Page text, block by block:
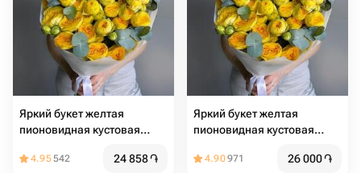
Яркий букет желтая
пионовидная кустовая
4.95542 24 858֏
Яркий букет желтая
пионовидная кустовая
4.90971 26 000֏